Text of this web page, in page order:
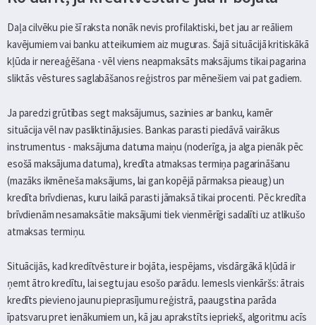
Daļa cilvēku pie šī raksta nonāk nevis profilaktiski, bet jau ar reāliem
kavējumiem vai banku atteikumiem aiz muguras. Šajā situācijā kritiskākā
kļūda ir nereaģēšana - vēl viens neapmaksāts maksājums tikai pagarina
sliktās vēstures saglabāšanos reģistros par mēnešiem vai pat gadiem.
Ja paredzi grūtības segt maksājumus, sazinies ar banku, kamēr
situācija vēl nav pasliktinājusies. Bankas parasti piedāvā vairākus
instrumentus - maksājuma datuma maiņu (noderīga, ja alga pienāk pēc
esošā maksājuma datuma), kredīta atmaksas termiņa pagarināšanu
(mazāks ikmēneša maksājums, lai gan kopējā pārmaksa pieaug) un
kredīta brīvdienas, kuru laikā parasti jāmaksā tikai procenti. Pēc kredīta
brīvdienām nesamaksātie maksājumi tiek vienmērīgi sadalīti uz atlikušo
atmaksas termiņu.
Situācijās, kad kredītvēsture ir bojāta, iespējams, visdārgākā kļūdā ir
ņemt ātro kredītu, lai segtu jau esošo parādu. Iemesls vienkāršs: ātrais
kredīts pievieno jaunu pieprasījumu reģistrā, paaugstina parāda
īpatsvaru pret ienākumiem un, kā jau aprakstīts iepriekš, algoritmu acīs